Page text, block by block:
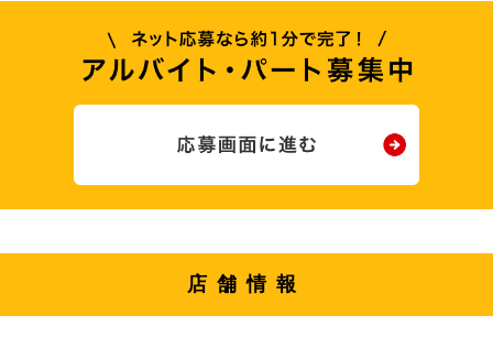
店舗情報